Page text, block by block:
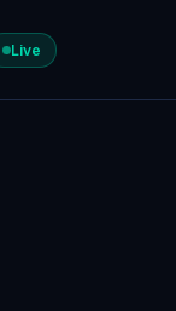
Live